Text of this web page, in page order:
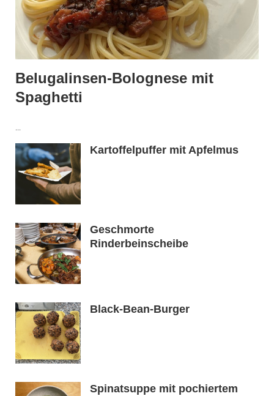
Belugalinsen-Bolognese mit
Spaghetti
...
Kartoffelpuffer mit Apfelmus
Geschmorte
Rinderbeinscheibe
Black-Bean-Burger
Spinatsuppe mit pochiertem